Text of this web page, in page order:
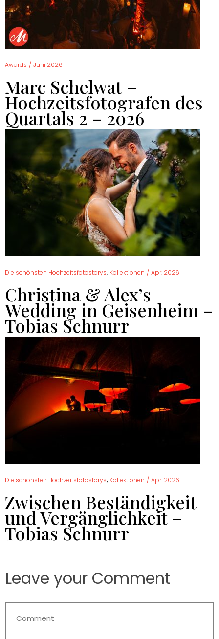
Awards / Juni 2026
Marc Schelwat –
Hochzeitsfotografen des
Quartals 2 – 2026
Die schönsten Hochzeitsfotostorys, Kollektionen / Apr. 2026
Christina & Alex’s
Wedding in Geisenheim –
Tobias Schnurr
Die schönsten Hochzeitsfotostorys, Kollektionen / Apr. 2026
Zwischen Beständigkeit
und Vergänglichkeit –
Tobias Schnurr
Leave your Comment